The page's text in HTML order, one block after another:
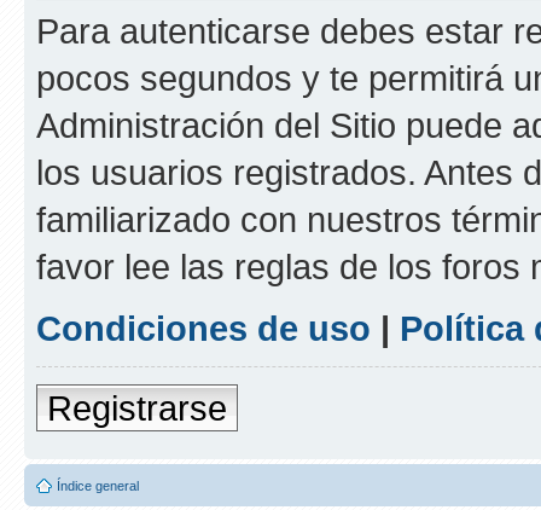
Para autenticarse debes estar
pocos segundos y te permitirá
Administración del Sitio puede
los usuarios registrados. Antes
familiarizado con nuestros
favor lee las reglas de los foros
Condiciones de uso | Política
Registrarse
Índice general